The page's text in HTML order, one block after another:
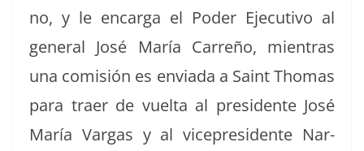
no, y le encar­ga el Poder Ejec­u­ti­vo al
gen­er­al José María Car­reño, mien­tras
una comisión es envi­a­da a Saint Thomas
para traer de vuelta al pres­i­dente José
María Var­gas y al vicepres­i­dente Nar­